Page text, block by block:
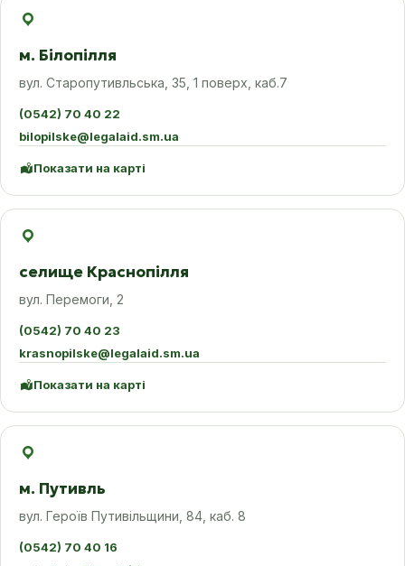
м. Білопілля
вул. Старопутивльська, 35, 1 поверх, каб.7
(0542) 70 40 22
bilopilske@legalaid.sm.ua
Показати на карті
селище Краснопілля
вул. Перемоги, 2
(0542) 70 40 23
krasnopilske@legalaid.sm.ua
Показати на карті
м. Путивль
вул. Героїв Путивільщини, 84, каб. 8
(0542) 70 40 16